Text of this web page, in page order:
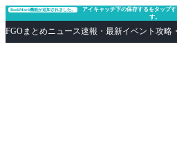
BookMark機能が追加されました。
アイキャッチ下の保存するをタップ
す。